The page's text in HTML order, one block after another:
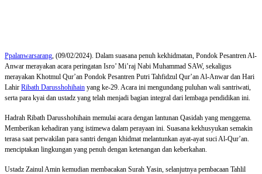
Ppalanwarsarang , (09/02/2024). Dalam suasana penuh kekhidmatan, Pondok Pesantren Al-
Anwar merayakan acara peringatan Isro’ Mi’raj Nabi Muhammad SAW, sekaligus
merayakan Khotmul Qur’an Pondok Pesantren Putri Tahfidzul Qur’an Al-Anwar dan Hari
Lahir Ribath Darusshohihain yang ke-29. Acara ini mengundang puluhan wali santriwati,
serta para kyai dan ustadz yang telah menjadi bagian integral dari lembaga pendidikan ini.
Hadrah Ribath Darusshohihain memulai acara dengan lantunan Qasidah yang menggema.
Memberikan kehadiran yang istimewa dalam perayaan ini. Suasana kekhusyukan semakin
terasa saat perwakilan para santri dengan khidmat melantunkan ayat-ayat suci Al-Qur’an.
menciptakan lingkungan yang penuh dengan ketenangan dan keberkahan.
Ustadz Zainul Amin kemudian membacakan Surah Yasin, selanjutnya pembacaan Tahlil